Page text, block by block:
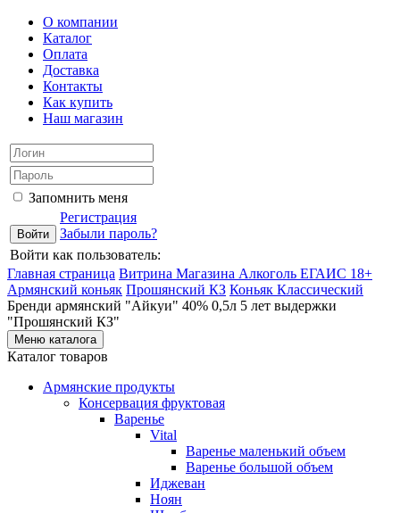
О компании
Каталог
Оплата
Доставка
Контакты
Как купить
Наш магазин
Запомнить меня
Регистрация
Забыли пароль?
Войти как пользователь:
Главная страница Витрина Магазина Алкоголь ЕГАИС 18+
Армянский коньяк Прошянский КЗ Коньяк Классический
Бренди армянский "Айкуи" 40% 0,5л 5 лет выдержки
"Прошянский КЗ"
Меню каталога
Каталог товаров
Армянские продукты
Консервация фруктовая
Варенье
Vital
Варенье маленький объем
Варенье большой объем
Иджеван
Ноян